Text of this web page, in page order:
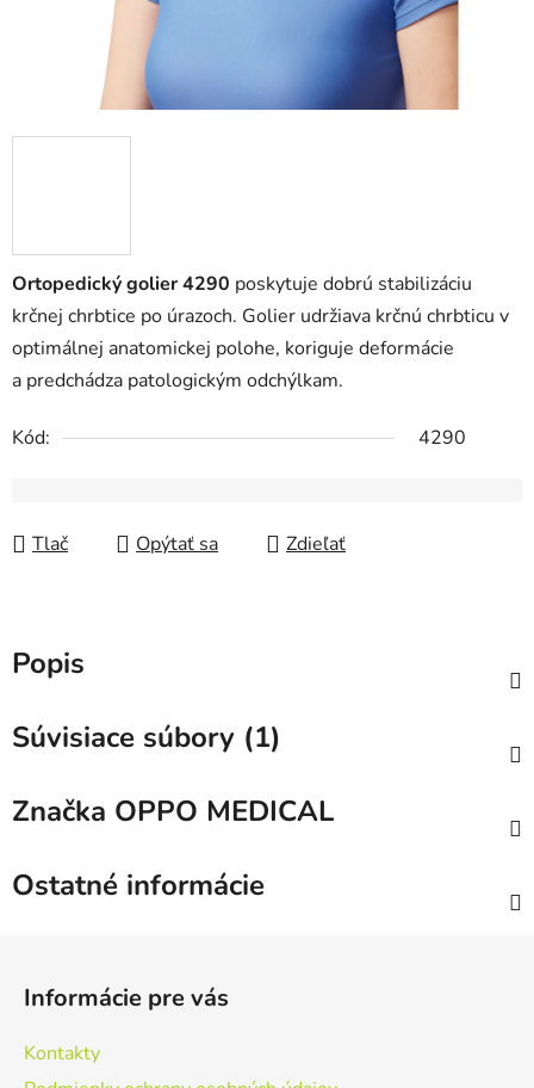
Ortopedický golier 4290 poskytuje dobrú stabilizáciu
krčnej chrbtice po úrazoch. Golier udržiava krčnú chrbticu v
optimálnej anatomickej polohe, koriguje deformácie
a predchádza patologickým odchýlkam.
Kód: 4290
Tlač Opýtať sa Zdieľať
Popis
Súvisiace súbory (1)
Značka OPPO MEDICAL
Ostatné informácie
Informácie pre vás
Kontakty